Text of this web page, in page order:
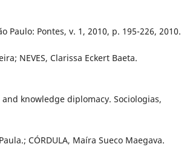
Paulo: Pontes, v. 1, 2010, p. 195-226, 2010.
NEVES, Clarissa Eckert Baeta.
knowledge diplomacy. Sociologias,
CÓRDULA, Maíra Sueco Maegava.